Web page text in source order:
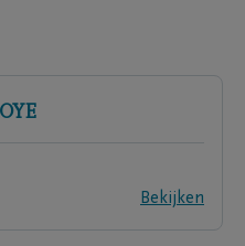
Bekijken